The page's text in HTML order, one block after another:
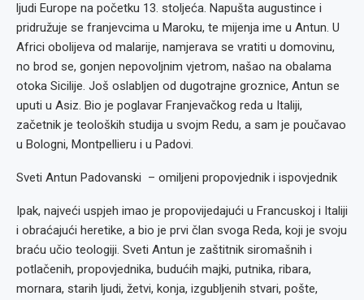
ljudi Europe na početku 13. stoljeća. Napušta augustince i
pridružuje se franjevcima u Maroku, te mijenja ime u Antun. U
Africi obolijeva od malarije, namjerava se vratiti u domovinu,
no brod se, gonjen nepovoljnim vjetrom, našao na obalama
otoka Sicilije. Još oslabljen od dugotrajne groznice, Antun se
uputi u Asiz. Bio je poglavar Franjevačkog reda u Italiji,
začetnik je teoloških studija u svojm Redu, a sam je poučavao
u Bologni, Montpellieru i u Padovi.
Sveti Antun Padovanski – omiljeni propovjednik i ispovjednik
Ipak, najveći uspjeh imao je propovijedajući u Francuskoj i Italiji
i obraćajući heretike, a bio je prvi član svoga Reda, koji je svoju
braću učio teologiji. Sveti Antun je zaštitnik siromašnih i
potlačenih, propovjednika, budućih majki, putnika, ribara,
mornara, starih ljudi, žetvi, konja, izgubljenih stvari, pošte,